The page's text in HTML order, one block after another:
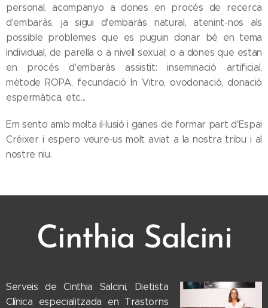
personal, acompanyo a dones en procés de recerca
d'embaràs, ja sigui d'embaràs natural, atenint-nos als
possible problemes que es puguin donar bé en tema
individual, de parella o a nivell sexual; o a dones que estan
en procés d'embaràs assistit: inseminació artificial,
mètode ROPA, fecundació In Vitro, ovodonació, donació
espermàtica, etc...
Em sento amb molta il·lusió i ganes de formar part d'Espai
Créixer i espero veure-us molt aviat a la nostra tribu i al
nostre niu.
Cinthia Salcini
Serveis de Cinthia Salcini, Dietista
Clínica especialitzada en Trastorns